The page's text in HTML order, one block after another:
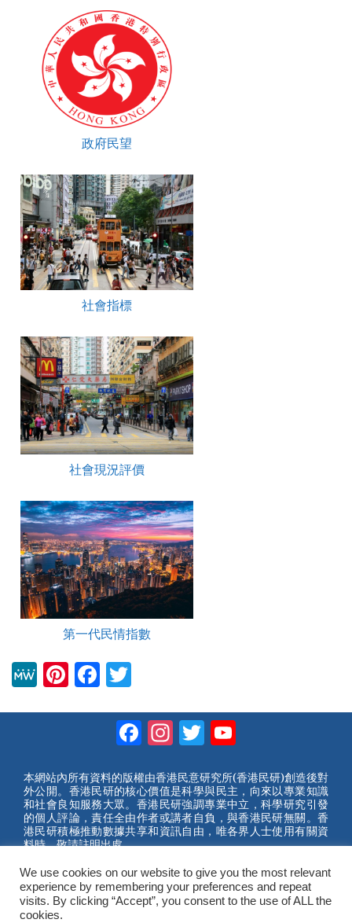
政府民望
社會指標
社會現況評價
第一代民情指數
M
Pi
st
F
b
o
o
k
tt
er
Facebook
Instagram
Twitter
本網站內所有資料的版權由香港民意研究所(香港民研)創造後對
外公開。香港民研的核心價值是科學與民主，向來以專業知識
和社會良知服務大眾。香港民研強調專業中立，科學研究引發
的個人評論，責任全由作者或講者自負，與香港民研無關。香
港民研積極推動數據共享和資訊自由，唯各界人士使用有關資
料時，敬請註明出處。
2023 © Hong Kong Public Opinion Research Institute
香港民意研究所 |網站使用條款(英文)
We use cookies on our website to give you the most relevant
experience by remembering your preferences and repeat
visits. By clicking “Accept”, you consent to the use of ALL the
cookies.